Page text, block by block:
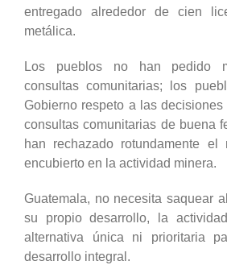
entregado alrededor de cien
metálica.
Los pueblos no han pedido
consultas comunitarias; los
Gobierno respeto a las
consultas comunitarias de buena
han rechazado rotundamente el
encubierto en la actividad minera.
Guatemala, no necesita saquear
su propio desarrollo, la
alternativa única ni prioritaria
desarrollo integral.